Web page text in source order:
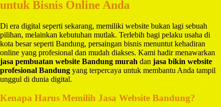
untuk Bisnis Online Anda
Di era digital seperti sekarang, memiliki website bukan lagi sebuah
pilihan, melainkan kebutuhan mutlak. Terlebih bagi pelaku usaha di
kota besar seperti Bandung, persaingan bisnis menuntut kehadiran
online yang profesional dan mudah diakses. Kami hadir menawarkan
jasa pembuatan website Bandung murah dan jasa bikin website
profesional Bandung yang terpercaya untuk membantu Anda tampil
unggul di dunia digital.
Kenapa Harus Memilih Jasa Website Bandung?